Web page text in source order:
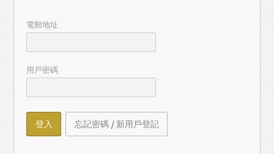
電郵地址
用戶密碼
登入 忘記密碼 / 新用戶登記